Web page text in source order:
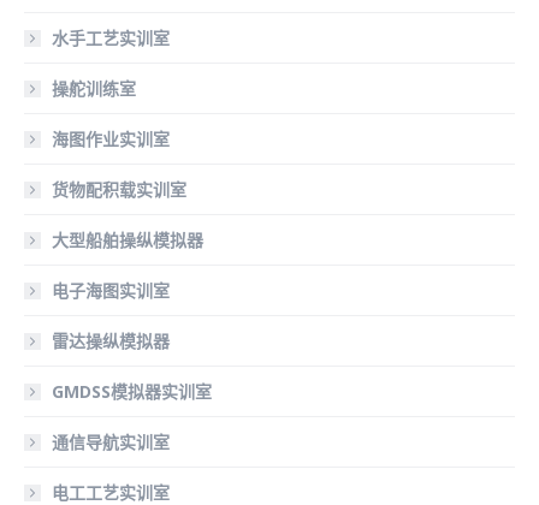
水手工艺实训室
操舵训练室
海图作业实训室
货物配积载实训室
大型船舶操纵模拟器
电子海图实训室
雷达操纵模拟器
GMDSS模拟器实训室
通信导航实训室
电工工艺实训室